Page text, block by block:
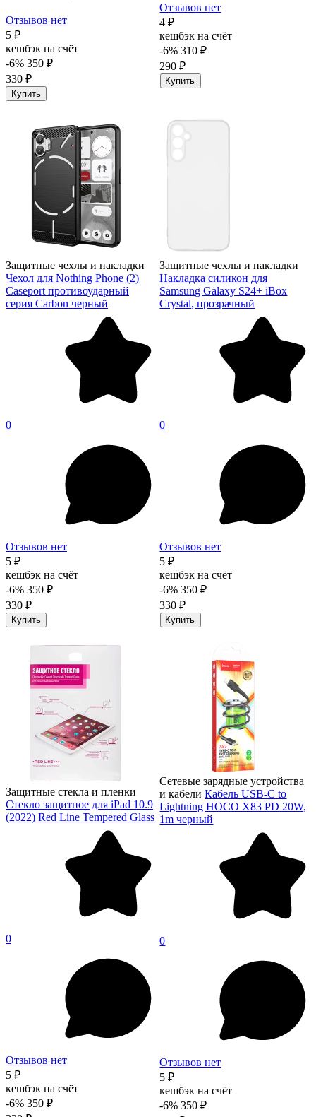
Отзывов нет
5 ₽
кешбэк на счёт
-6% 350 ₽
330 ₽
Купить
Отзывов нет
4 ₽
кешбэк на счёт
-6% 310 ₽
290 ₽
Купить
Защитные чехлы и накладки
Чехол для Nothing Phone (2)
Caseport противоударный
серия Carbon черный
0
Отзывов нет
5 ₽
кешбэк на счёт
-6% 350 ₽
330 ₽
Купить
Защитные чехлы и накладки
Накладка силикон для
Samsung Galaxy S24+ iBox
Crystal, прозрачный
0
Отзывов нет
5 ₽
кешбэк на счёт
-6% 350 ₽
330 ₽
Купить
Защитные стекла и пленки
Стекло защитное для iPad 10.9
(2022) Red Line Tempered Glass
0
Отзывов нет
5 ₽
кешбэк на счёт
-6% 350 ₽
Сетевые зарядные устройства
и кабели Кабель USB-C to
Lightning HOCO X83 PD 20W,
1m черный
0
Отзывов нет
5 ₽
кешбэк на счёт
-6% 350 ₽